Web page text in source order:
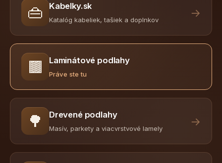
👜 Kabelky.sk
Katalóg kabeliek, tašiek a doplnkov
→
🟫 Laminátové podlahy
Práve ste tu
🌳 Drevené podlahy
Masív, parkety a viacvrstvové lamely
→